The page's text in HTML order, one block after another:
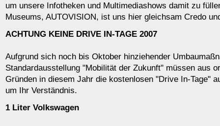
um unsere Infotheken und Multimediashows damit zu
Museums, AUTOVISION, ist uns hier gleichsam Credo
ACHTUNG KEINE DRIVE IN-TAGE 2007
Aufgrund sich noch bis Oktober hinziehender
Standardausstellung "Mobilität der Zukunft" müssen aus
Gründen in diesem Jahr die kostenlosen "Drive In-Tage"
um Ihr Verständnis.
1 Liter Volkswagen